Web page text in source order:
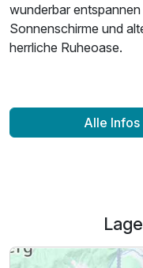
Ausstattung
wunderbar
Sonnenschirme und
herrliche Ruheoase.
Alle Infos